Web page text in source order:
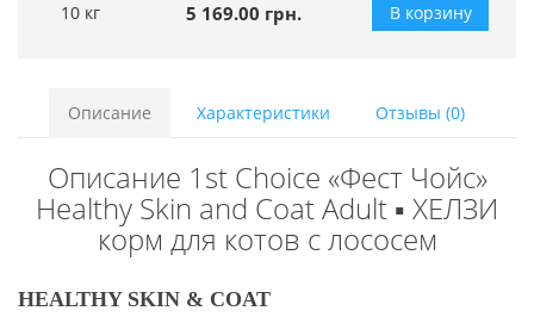
10 кг 5 169.00 грн. В корзину
Описание Характеристики Отзывы (0)
Описание 1st Choice «Фест Чойс»
Healthy Skin and Coat Adult ▪ ХЕЛЗИ
корм для котов с лососем
HEALTHY SKIN & COAT